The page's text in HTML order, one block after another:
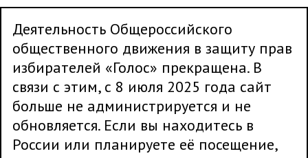
Деятельность Общероссийского
общественного движения в защиту прав
избирателей «Голос» прекращена. В
связи с этим, с 8 июля 2025 года сайт
больше не администрируется и не
обновляется. Если вы находитесь в
России или планируете её посещение,